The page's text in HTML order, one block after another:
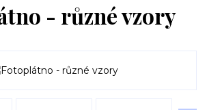
- různé vzory